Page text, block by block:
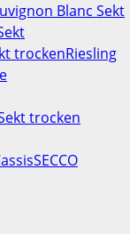
Blanc Sekt
trockenRiesling
trocken
SECCO